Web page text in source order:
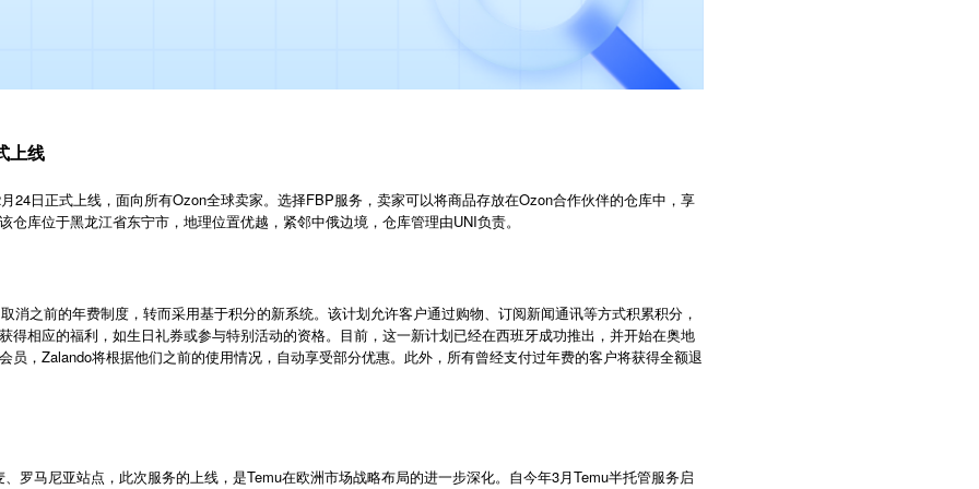
上线
24日正式上线，面向所有Ozon全球卖家。选择FBP服务，卖家可以将商品存放在Ozon合作伙伴的仓库中，享
仓库位于黑龙江省东宁市，地理位置优越，紧邻中俄边境，仓库管理由UNI负责。
消之前的年费制度，转而采用基于积分的新系统。该计划允许客户通过购物、订阅新闻通讯等方式积累积分，
得相应的福利，如生日礼券或参与特别活动的资格。目前，这一新计划已经在西班牙成功推出，并开始在奥地
员，Zalando将根据他们之前的使用情况，自动享受部分优惠。此外，所有曾经支付过年费的客户将获得全额退
罗马尼亚站点，此次服务的上线，是Temu在欧洲市场战略布局的进一步深化。自今年3月 Temu半托管服务启